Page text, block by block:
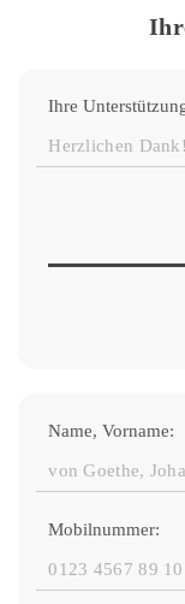
Ihre
Name, Vorname:
Mobilnummer: